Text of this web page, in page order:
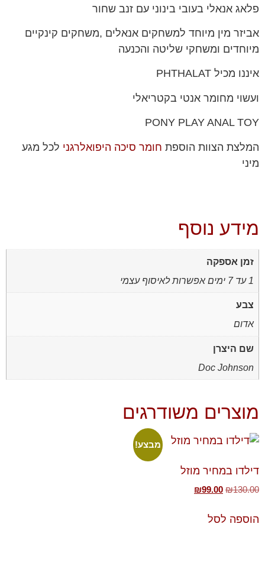
פלאג אנאלי בעובי בינוני עם זנב שחור
אביזר מין מיוחד למשחקים אנאלים ,משחקים קינקיים
מיוחדים ומשחקי שליטה והכנעה
איננו מכיל PHTHALAT
ועשוי מחומר אנטי בקטריאלי
PONY PLAY ANAL TOY
המלצת הצוות הוספת חומר סיכה היפואלרגני לכל מגע
מיני
מידע נוסף
זמן אספקה
1 עד 7 ימים אפשרות לאיסוף עצמי
צבע
אדום
שם היצרן
Doc Johnson
מוצרים משודרגים
מבצע!
דילדו במחיר מוזל
₪130.00
₪99.00
הוספה לסל